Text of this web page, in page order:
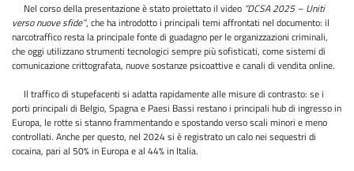
Nel corso della presentazione è stato proiettato il video “DCSA 2025 – Uniti
verso nuove sfide”, che ha introdotto i principali temi affrontati nel documento: il
narcotraffico resta la principale fonte di guadagno per le organizzazioni criminali,
che oggi utilizzano strumenti tecnologici sempre più sofisticati, come sistemi di
comunicazione crittografata, nuove sostanze psicoattive e canali di vendita online.
Il traffico di stupefacenti si adatta rapidamente alle misure di contrasto: se i
porti principali di Belgio, Spagna e Paesi Bassi restano i principali hub di ingresso in
Europa, le rotte si stanno frammentando e spostando verso scali minori e meno
controllati. Anche per questo, nel 2024 si è registrato un calo nei sequestri di
cocaina, pari al 50% in Europa e al 44% in Italia.